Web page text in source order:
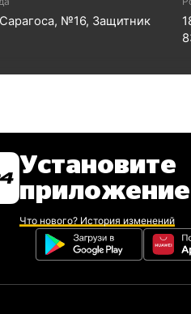
, №16, Защитник
Установите
Что нового? История изменений